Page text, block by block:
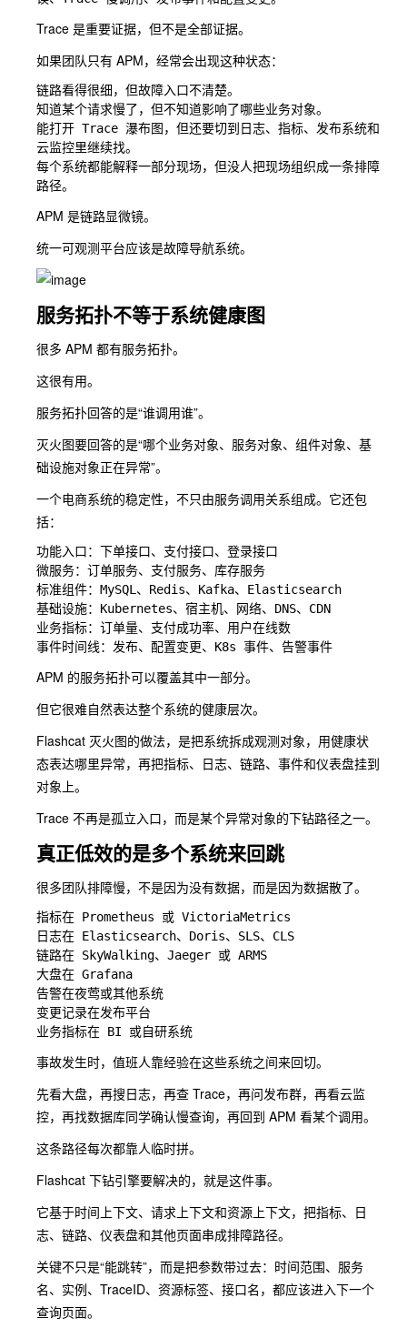
Trace 是重要证据，但不是全部证据。
如果团队只有 APM，经常会出现这种状态：
链路看得很细，但故障入口不清楚。
知道某个请求慢了，但不知道影响了哪些业务对象。
能打开 Trace 瀑布图，但还要切到日志、指标、发布系统和
云监控里继续找。
每个系统都能解释一部分现场，但没人把现场组织成一条排障
APM 是链路显微镜。
统一可观测平台应该是故障导航系统。
服务拓扑不等于系统健康图
很多 APM 都有服务拓扑。
这很有用。
服务拓扑回答的是“谁调用谁”。
灭火图要回答的是“哪个业务对象、服务对象、组件对象、基
础设施对象正在异常”。
一个电商系统的稳定性，不只由服务调用关系组成。它还包
括：
功能入口：下单接口、支付接口、登录接口
微服务：订单服务、支付服务、库存服务
标准组件：MySQL、Redis、Kafka、Elasticsearch
基础设施：Kubernetes、宿主机、网络、DNS、CDN
业务指标：订单量、支付成功率、用户在线数
APM 的服务拓扑可以覆盖其中一部分。
但它很难自然表达整个系统的健康层次。
Flashcat 灭火图的做法，是把系统拆成观测对象，用健康状
态表达哪里异常，再把指标、日志、链路、事件和仪表盘挂到
对象上。
Trace 不再是孤立入口，而是某个异常对象的下钻路径之一。
真正低效的是多个系统来回跳
很多团队排障慢，不是因为没有数据，而是因为数据散了。
指标在 Prometheus 或 VictoriaMetrics
日志在 Elasticsearch、Doris、SLS、CLS
链路在 SkyWalking、Jaeger 或 ARMS
大盘在 Grafana
告警在夜莺或其他系统
变更记录在发布平台
事故发生时，值班人靠经验在这些系统之间来回切。
先看大盘，再搜日志，再查 Trace，再问发布群，再看云监
控，再找数据库同学确认慢查询，再回到 APM 看某个调用。
这条路径每次都靠人临时拼。
Flashcat 下钻引擎要解决的，就是这件事。
它基于时间上下文、请求上下文和资源上下文，把指标、日
志、链路、仪表盘和其他页面串成排障路径。
关键不只是“能跳转”，而是把参数带过去：时间范围、服务
名、实例、TraceID、资源标签、接口名，都应该进入下一个
查询页面。